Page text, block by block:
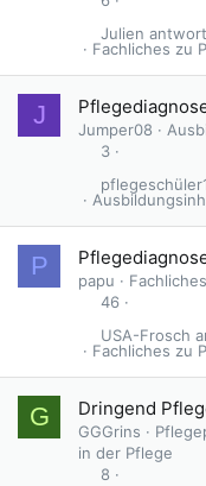
Fachliches zu
Julien
J Jumper08
3
P papu
46
Fachliches zu
USA-Frosch
G Dringend
GGGrins
in der Pflege
8